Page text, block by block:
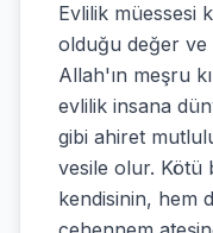
Evlilik müessesi
olduğu değer ve
Allah'ın meşru
evlilik insana
gibi ahiret
vesile olur. Kötü
kendisinin, hem